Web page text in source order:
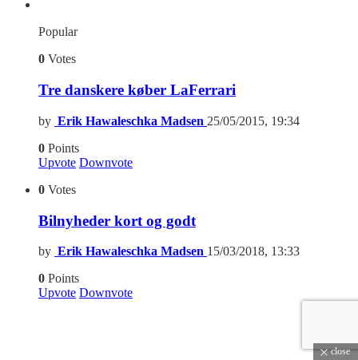
Popular
0 Votes
Tre danskere køber LaFerrari
by Erik Hawaleschka Madsen 25/05/2015, 19:34
0 Points
Upvote Downvote
0 Votes
Bilnyheder kort og godt
by Erik Hawaleschka Madsen 15/03/2018, 13:33
0 Points
Upvote Downvote
close